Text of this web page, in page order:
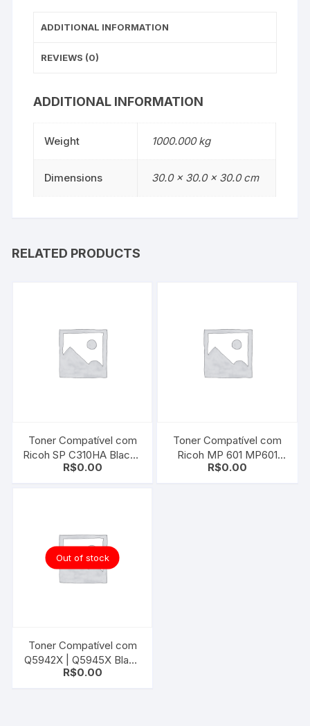
ADDITIONAL INFORMATION
REVIEWS (0)
ADDITIONAL INFORMATION
Weight 1000.000 kg
Dimensions 30.0 × 30.0 × 30.0 cm
RELATED PRODUCTS
Toner Compatível com
Ricoh SP C310HA Black |
406475 Afício C242DN |
R$0.00
Toner Compatível com
Ricoh MP 601 MP601
Black MP 501SPF | MP
R$0.00
Out of stock
Toner Compatível com
Q5942X | Q5945X Black
| Universal
R$0.00